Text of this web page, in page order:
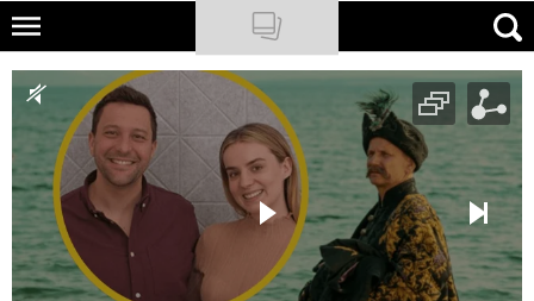
Skip
main
content
NATIONAL GEOGRAPHIC
TRAVELER
PODCASTY
Sklep
Newsletter